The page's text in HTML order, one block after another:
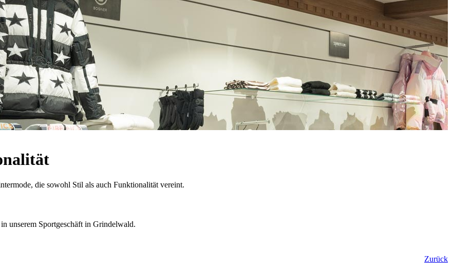
die sowohl Stil als auch Funktionalität vereint.
unserem Sportgeschäft in Grindelwald.
Zurück